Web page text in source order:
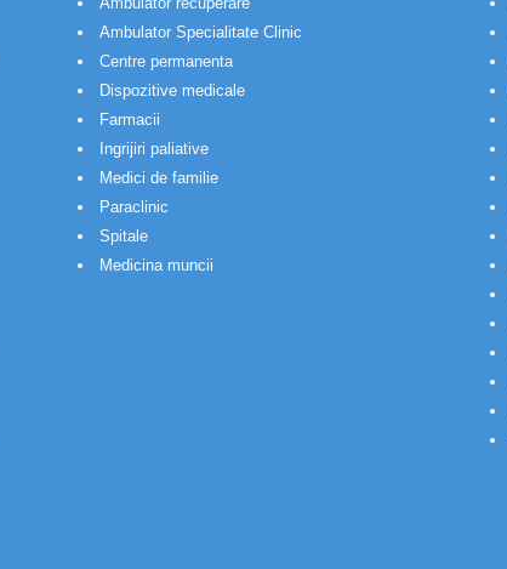
Ambulator Specialitate Clinic
Centre permanenta
Dispozitive medicale
Farmacii
Ingrijiri paliative
Medici de familie
Paraclinic
Spitale
Medicina muncii